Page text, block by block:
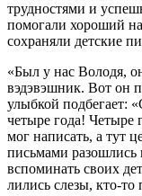
трудностями и
помогали хороший
сохраняли детские
«Был у нас Володя,
вэдэвэшник. Вот он
улыбкой подбегает:
четыре года! Четыре
мог написать, а тут
письмами разошлись
вспоминать своих
лились слезы, кто-то